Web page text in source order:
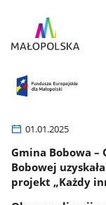
01.01.2025
Gmina Bobowa –
Bobowej
projekt „Każdy